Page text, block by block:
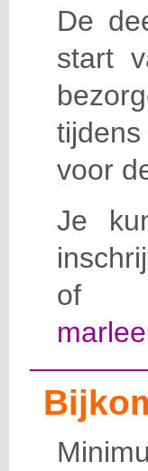
De
start
voor
Je
of